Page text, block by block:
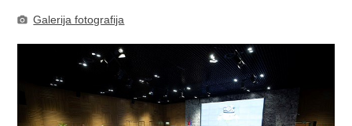
Galerija fotografija